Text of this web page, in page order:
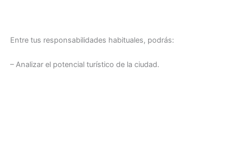
Entre tus responsabilidades habituales, podrás:
– Analizar el potencial turístico de la ciudad.